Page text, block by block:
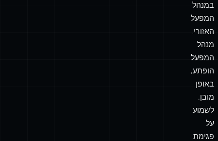
במנהל
המפעל
האזורי.
מנהל
המפעל
הופתע,
באופן
מובן,
לשמוע
על
פגימת